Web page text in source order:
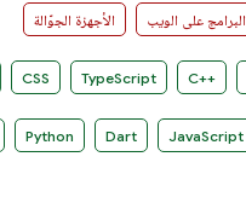
البرامج على الويب الأجهزة الجوّالة
C++‎
TypeScript
CSS
JavaScript
Dart
Python